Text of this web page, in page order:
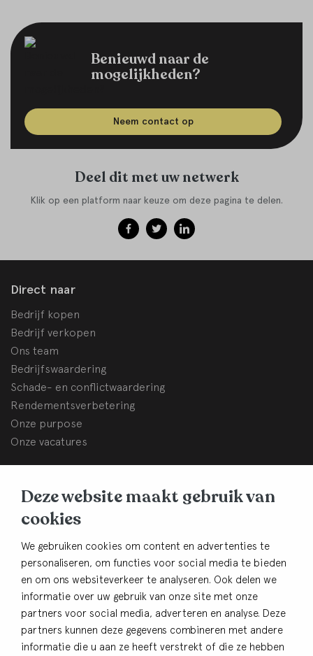
Deze website maakt gebruik van
cookies
We gebruiken cookies om content en advertenties te
personaliseren, om functies voor social media te bieden
en om ons websiteverkeer te analyseren. Ook delen we
informatie over uw gebruik van onze site met onze
partners voor social media, adverteren en analyse. Deze
partners kunnen deze gegevens combineren met andere
informatie die u aan ze heeft verstrekt of die ze hebben
Benieuwd naar de
mogelijkheden?
Neem contact op
Deel dit met uw netwerk
Klik op een platform naar keuze om deze pagina te delen.
Direct naar
Bedrijf kopen
Bedrijf verkopen
Ons team
Bedrijfswaardering
Schade- en conflictwaardering
Rendementsverbetering
Onze purpose
Onze vacatures
Korte Brinkweg 37c
3761 EC Soest
Contact
033-4805482
info@bhbdullemond.nl
Blijf op de hoogte: